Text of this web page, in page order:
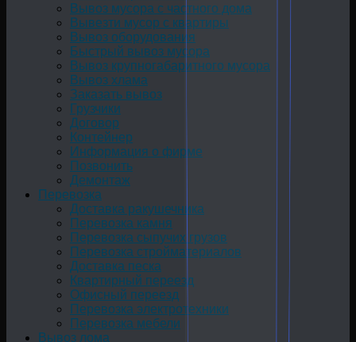
Вывоз мусора с частного дома
Вывезти мусор с квартиры
Вывоз оборудования
Быстрый вывоз мусора
Вывоз крупногабаритного мусора
Вывоз хлама
Заказать вывоз
Грузчики
Договор
Контейнер
Информация о фирме
Позвонить
Демонтаж
Перевозка
Доставка ракушечника
Перевозка камня
Перевозка сыпучих грузов
Перевозка стройматериалов
Доставка песка
Квартирный переезд
Офисный переезд
Перевозка электротехники
Перевозка мебели
Вывоз лома